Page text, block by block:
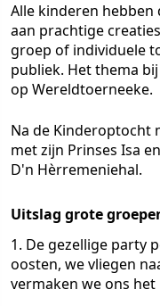
Alle kinderen
aan prachtige
groep of individuele
publiek. Het thema
op Wereldtoerneeke.
Na de Kinderoptocht
met zijn Prinses Isa
D'n Hèrremeniehal.
Uitslag grote
1. De gezellige party
oosten, we vliegen
vermaken we ons het